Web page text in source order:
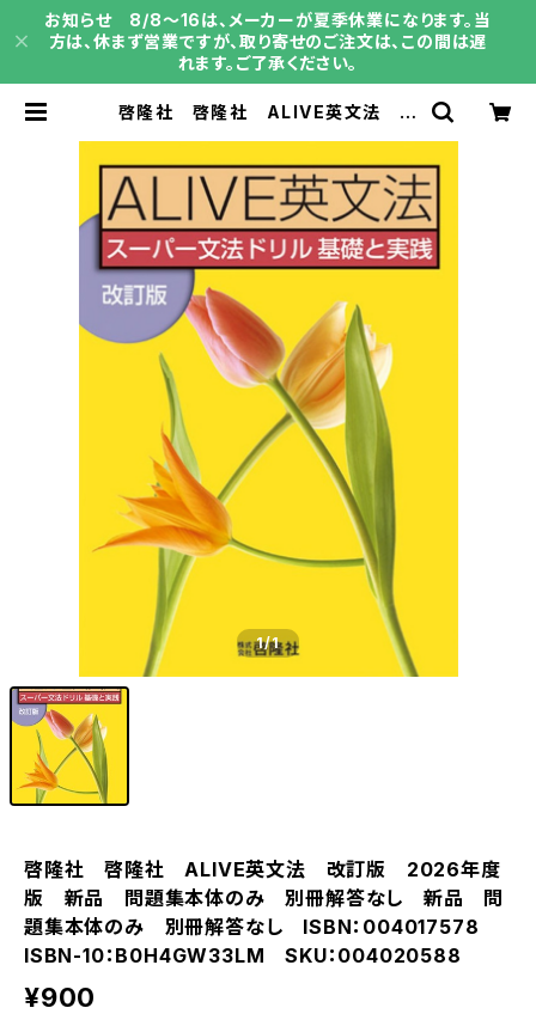
お知らせ 8/8～16は、メーカーが夏季休業になります。当
方は、休まず営業ですが、取り寄せのご注文は、この間は遅
れます。ご了承ください。
啓隆社 啓隆社 ALIVE英文法 改
題集本体のみ 別冊解答なし ISB
N：004017578 ISBN-10：B0H
4GW33LM SKU：004020588
| 育之書店（いくのしょてん）
1/1
啓隆社 啓隆社 ALIVE英文法 改訂版 2026年度
版 新品 問題集本体のみ 別冊解答なし 新品 問
題集本体のみ 別冊解答なし ISBN：004017578
ISBN-10：B0H4GW33LM SKU：004020588
¥900